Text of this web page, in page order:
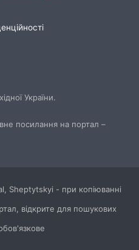
України.
посилання на портал –
Sheptytskyi - при копіюванні
відкрите для пошукових